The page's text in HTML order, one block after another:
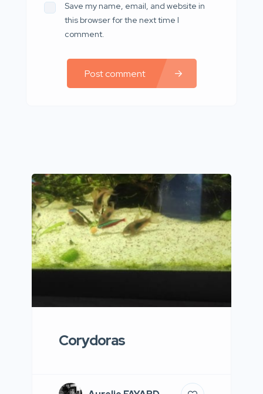
Save my name, email, and website in
this browser for the next time I
comment.
Post comment
Corydoras